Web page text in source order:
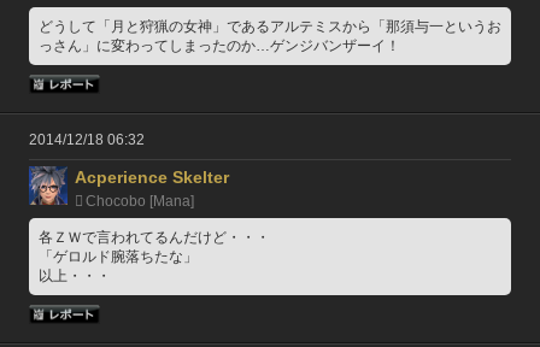
どうして「月と狩猟の女神」であるアルテミスから「那須与一というお
っさん」に変わってしまったのか…ゲンジバンザーイ！
2014/12/18 06:32
Acperience Skelter
Chocobo [Mana]
各ＺＷで言われてるんだけど・・・
「ゲロルド腕落ちたな」
以上・・・